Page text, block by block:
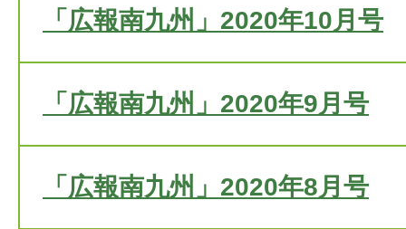
「広報南九州」2020年10月号
「広報南九州」2020年9月号
「広報南九州」2020年8月号